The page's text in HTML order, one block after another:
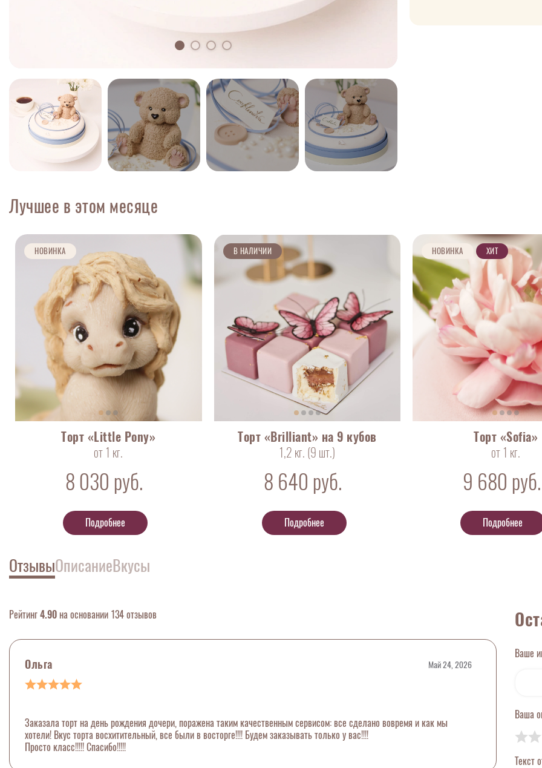
Лучшее в этом месяце
НОВИНКА
Торт «Little Pony»
от 1 кг.
8 030 руб.
Подробнее
В НАЛИЧИИ
Торт «Brilliant» на 9 кубов
1,2 кг. (9 шт.)
8 640 руб.
Подробнее
НОВИНКА ХИТ
Торт «Sofia»
от 1 кг.
9 680 руб.
Подробнее
ОтзывыОписаниеВкусы
Рейтинг4.90 на основании 134 отзывов
Ольга Май 24, 2026
Заказала торт на день рождения дочери, поражена таким качественным сервисом: все сделано вовремя и как мы
хотели! Вкус торта восхитительный, все были в восторге!!!! Будем заказывать только у вас!!!!
Просто класс!!!!! Спасибо!!!!!
Ваше
Ваша
Текст